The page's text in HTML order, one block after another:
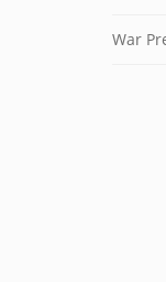
War